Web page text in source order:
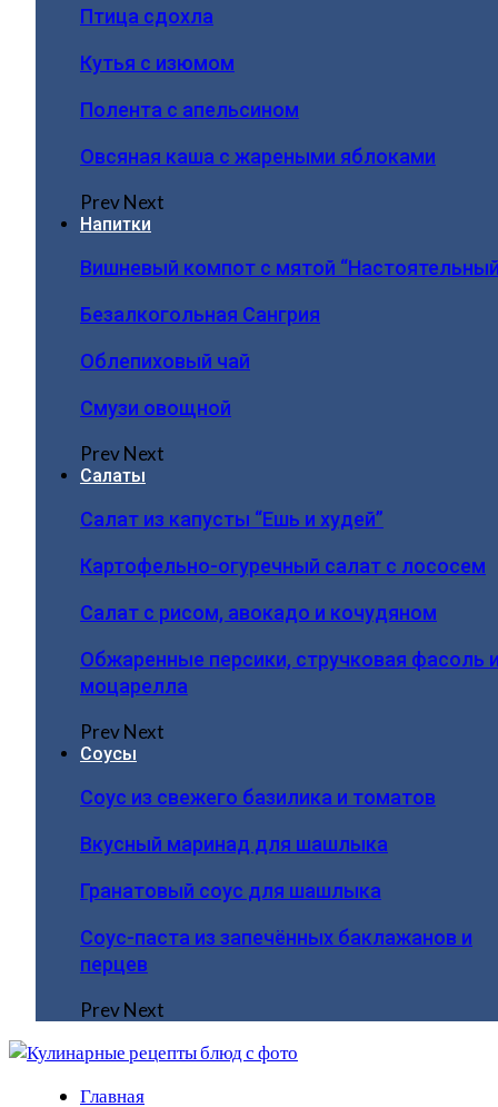
Птица сдохла
Кутья с изюмом
Полента с апельсином
Овсяная каша с жареными яблоками
PrevNext
Напитки
Вишневый компот с мятой
Безалкогольная Сангрия
Облепиховый чай
Смузи овощной
PrevNext
Салаты
Салат из капусты “Ешь и худей”
Картофельно-огуречный салат с лососем
Салат с рисом, авокадо и кочудяном
Обжаренные персики, стручковая фасоль
моцарелла
PrevNext
Соусы
Соус из свежего базилика и томатов
Вкусный маринад для шашлыка
Гранатовый соус для шашлыка
Соус-паста из запечённых баклажанов и
перцев
PrevNext
Главная